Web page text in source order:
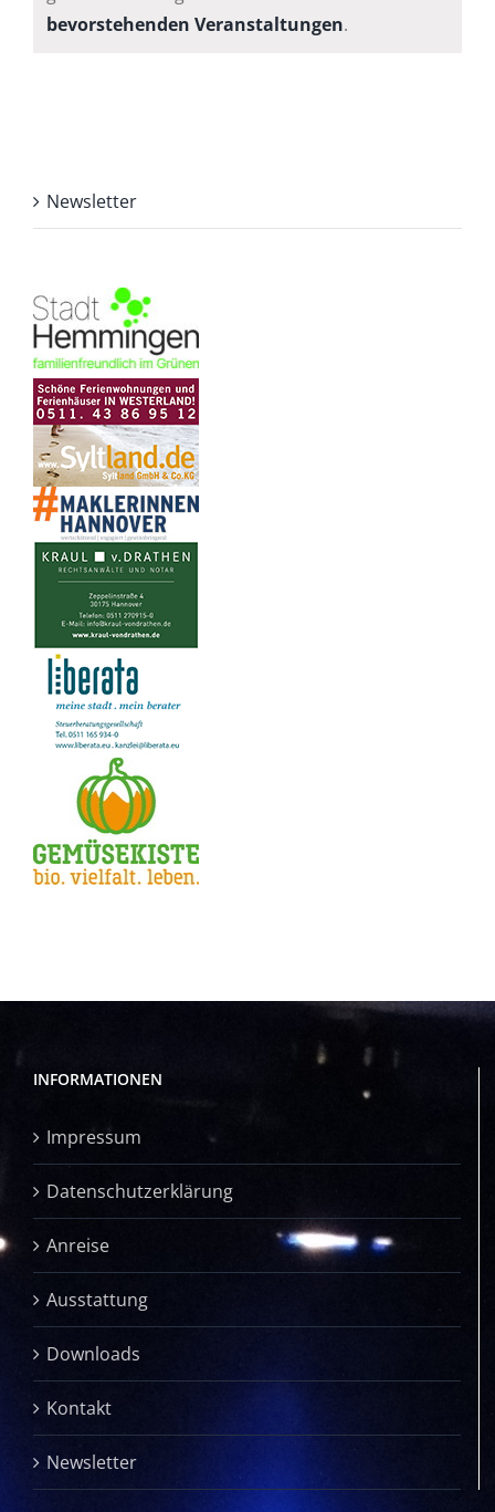
Hinweis
bevorstehenden Veranstaltungen.
Newsletter
INFORMATIONEN
Impressum
Datenschutzerklärung
Anreise
Ausstattung
Downloads
Kontakt
Newsletter